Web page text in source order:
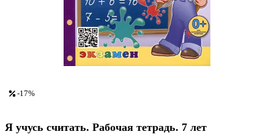
-17%
Я учусь считать. Рабочая тетрадь. 7 лет